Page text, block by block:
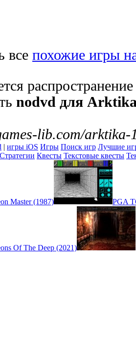
все похожие игры
nodvd для
lib.com/
| игры iOS Игры Поиск игр Лучшие
Стратегии Квесты Текстовые квесты
Master (1987) PGA
Of The Deep (2021)